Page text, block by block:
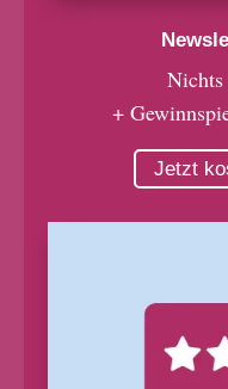
Nichts
+
Jetzt